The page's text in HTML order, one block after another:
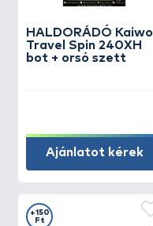
HALDORÁDÓ Kaiwo
Travel Spin 240XH
bot + orsó szett
Ajánlatot kérek
+150
Ft